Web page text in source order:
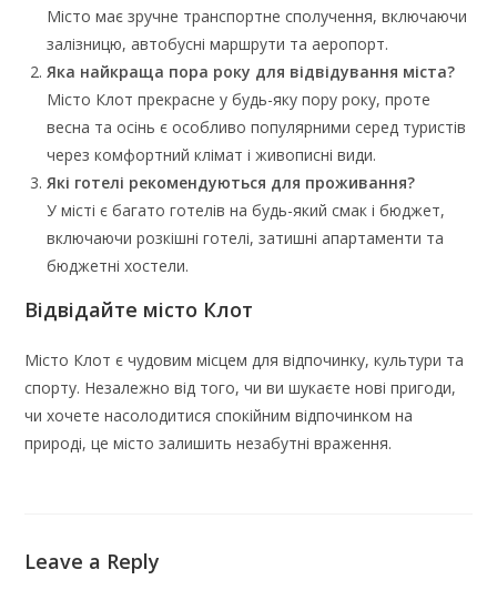
Місто має зручне транспортне сполучення, включаючи
залізницю, автобусні маршрути та аеропорт.
Яка найкраща пора року для відвідування міста?
Місто Клот прекрасне у будь-яку пору року, проте
весна та осінь є особливо популярними серед туристів
через комфортний клімат і живописні види.
Які готелі рекомендуються для проживання?
У місті є багато готелів на будь-який смак і бюджет,
включаючи розкішні готелі, затишні апартаменти та
бюджетні хостели.
Відвідайте місто Клот
Місто Клот є чудовим місцем для відпочинку, культури та
спорту. Незалежно від того, чи ви шукаєте нові пригоди,
чи хочете насолодитися спокійним відпочинком на
природі, це місто залишить незабутні враження.
с множеством линий Выгодные
Leave a Reply